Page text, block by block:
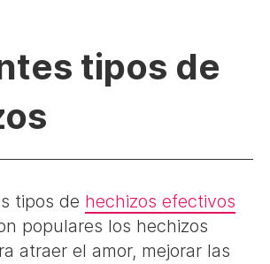
tipos de
tipos de hechizos efectivos
populares los hechizos
atraer el amor, mejorar las